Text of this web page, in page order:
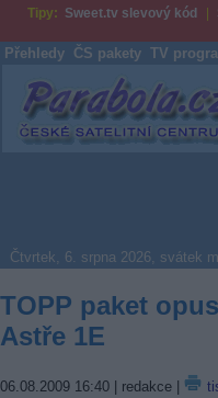
Tipy: Sweet.tv slevový kód
Přehledy ČS pakety TV
Parabola.cz
Čtvrtek, 6. srpna 2026, svátek
TOPP paket
Astře 1E
06.08.2009 16:40 | redakce |